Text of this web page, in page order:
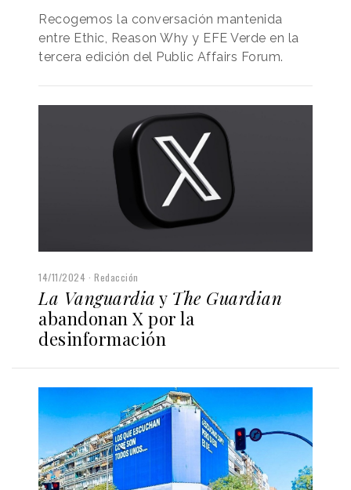
Recogemos la conversación mantenida
entre Ethic, Reason Why y EFE Verde en la
tercera edición del Public Affairs Forum.
14/11/2024 Redacción
La Vanguardia y The Guardian
abandonan X por la
desinformación